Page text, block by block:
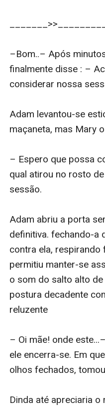
–Bom..– Após
finalmente disse : –
considerar nossa
Adam levantou-se
maçaneta, mas Mary
– Espero que possa
qual atirou no rosto
sessão.
Adam abriu a porta
definitiva. fechando-a
contra ela, respirando
permitiu manter-se
o som do salto alto
postura decadente
reluzente
– Oi mãe! onde
ele encerra-se. Em
olhos fechados,
Dinda até apreciaria